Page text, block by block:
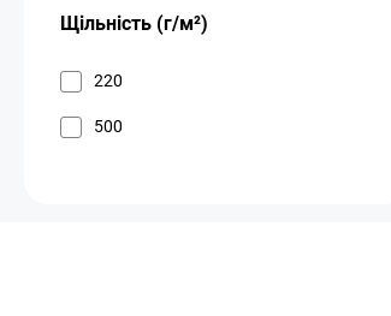
Щільність (г/м²)
220
500